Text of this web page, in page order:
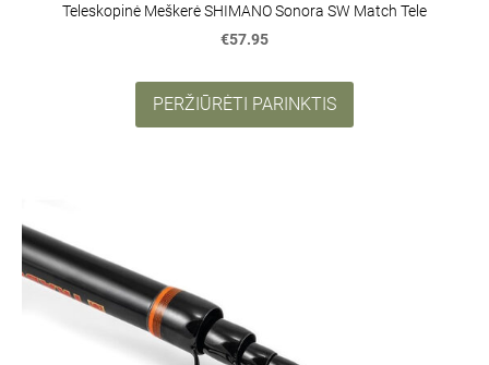
Teleskopinė Meškerė SHIMANO Sonora SW Match Tele
€57.95
PERŽIŪRĖTI PARINKTIS